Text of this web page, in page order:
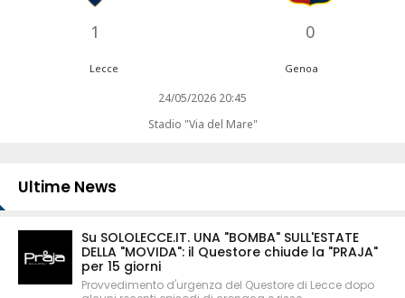
1 0
Lecce Genoa
24/05/2026 20:45
Stadio "Via del Mare"
Ultime News
Su SOLOLECCE.IT. UNA "BOMBA" SULL'ESTATE
DELLA "MOVIDA": il Questore chiude la "PRAJA"
per 15 giorni
Provvedimento d'urgenza del Questore di Lecce dopo